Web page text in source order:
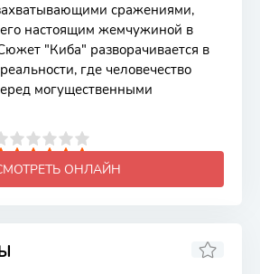
сражениями,
настоящим жемчужиной в
"Киба" разворачивается в
где человечество
могущественными
ОНЛАЙН
5.98